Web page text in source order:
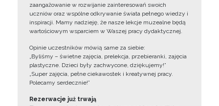
zaangażowanie w rozwijanie zainteresowań swoich
uczniów oraz wspólne odkrywanie świata pełnego wiedzy i
inspiracji. Mamy nadzieję, że nasze lekcje muzealne będą
wartościowym wsparciem w Waszej pracy dydaktycznej.
Opinie uczestników mówią same za siebie:
„Byliśmy – świetne zajęcia, prelekcja, przebieranki, zajęcia
plastyczne. Dzieci były zachwycone, dziękujemy!”
„Super zajęcia, pełne ciekawostek i kreatywnej pracy.
Polecamy serdecznie!”
Rezerwacje już trwają